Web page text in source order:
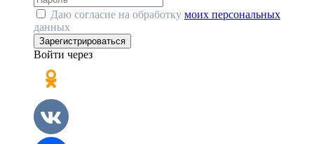
Даю согласие на обработку моих персональных
данных
Зарегистрироваться
Войти через